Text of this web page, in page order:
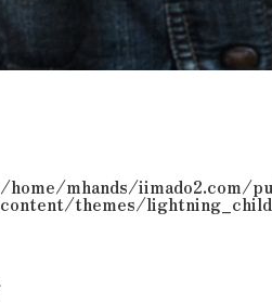
/home/mhands/iimado2.com/
content/themes/